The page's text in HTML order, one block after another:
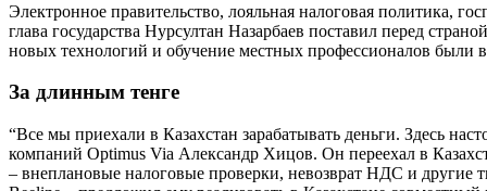
Электронное правительство, лояльная налоговая политика,
глава государства Нурсултан Назарбаев поставил перед
новых технологий и обучение местных профессионалов были
За длинным тенге
“Все мы приехали в Казахстан зарабатывать деньги. Здесь
компаний Optimus Via Александр Хицов. Он переехал в
– внеплановые налоговые проверки, невозврат НДС и другие